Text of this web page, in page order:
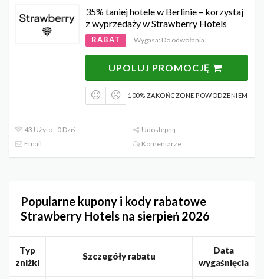
35% taniej hotele w Berlinie – korzystaj
z wyprzedaży w Strawberry Hotels
RABAT Wygasa: Do odwołania
UPOLUJ PROMOCJĘ
100% ZAKOŃCZONE POWODZENIEM
43 Użyto - 0 Dziś
Udostępnij
Email
Komentarze
Popularne kupony i kody rabatowe
Strawberry Hotels na sierpień 2026
Typ
zniżki
Szczegóły rabatu
Data
wygaśnięcia